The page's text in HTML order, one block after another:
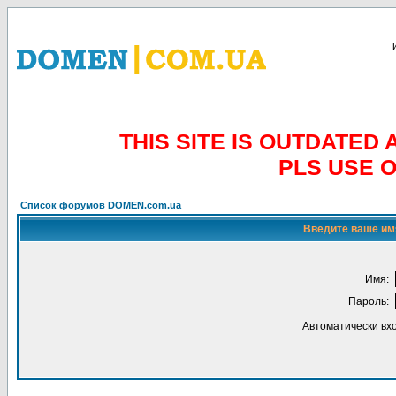
THIS SITE IS OUTDATED
PLS USE
Список форумов DOMEN.com.ua
Введите ваше
Имя:
Пароль:
Автоматически